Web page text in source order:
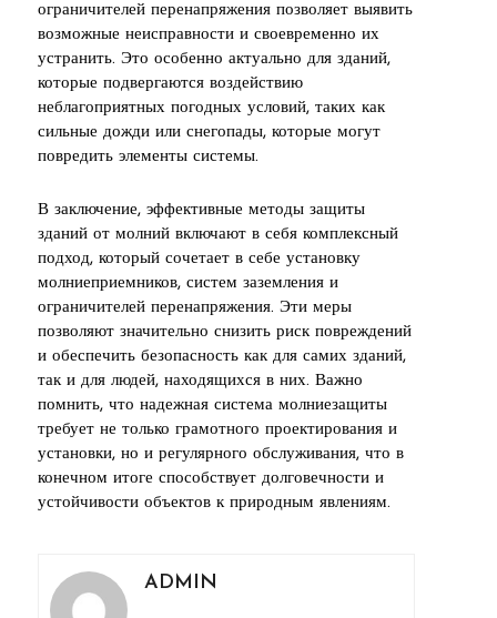
ограничителей перенапряжения позволяет выявить
возможные неисправности и своевременно их
устранить. Это особенно актуально для зданий,
которые подвергаются воздействию
неблагоприятных погодных условий, таких как
сильные дожди или снегопады, которые могут
повредить элементы системы.
В заключение, эффективные методы защиты
зданий от молний включают в себя комплексный
подход, который сочетает в себе установку
молниеприемников, систем заземления и
ограничителей перенапряжения. Эти меры
позволяют значительно снизить риск повреждений
и обеспечить безопасность как для самих зданий,
так и для людей, находящихся в них. Важно
помнить, что надежная система молниезащиты
требует не только грамотного проектирования и
установки, но и регулярного обслуживания, что в
конечном итоге способствует долговечности и
устойчивости объектов к природным явлениям.
ADMIN